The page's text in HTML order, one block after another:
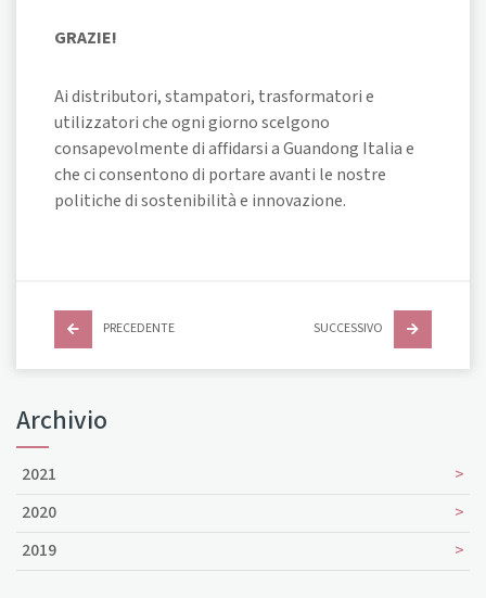
GRAZIE!
Ai distributori, stampatori, trasformatori e
utilizzatori che ogni giorno scelgono
consapevolmente di affidarsi a Guandong Italia e
che ci consentono di portare avanti le nostre
politiche di sostenibilità e innovazione.
PRECEDENTE SUCCESSIVO
Archivio
2021
2020
2019